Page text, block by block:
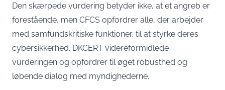
Den skærpede vurdering betyder ikke, at et angreb er
forestående, men CFCS opfordrer alle, der arbejder
med samfundskritiske funktioner, til at styrke deres
cybersikkerhed. DKCERT videreformidlede
vurderingen og opfordrer til øget robusthed og
løbende dialog med myndighederne.